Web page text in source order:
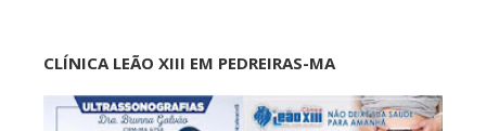
CLÍNICA LEÃO XIII EM PEDREIRAS-MA